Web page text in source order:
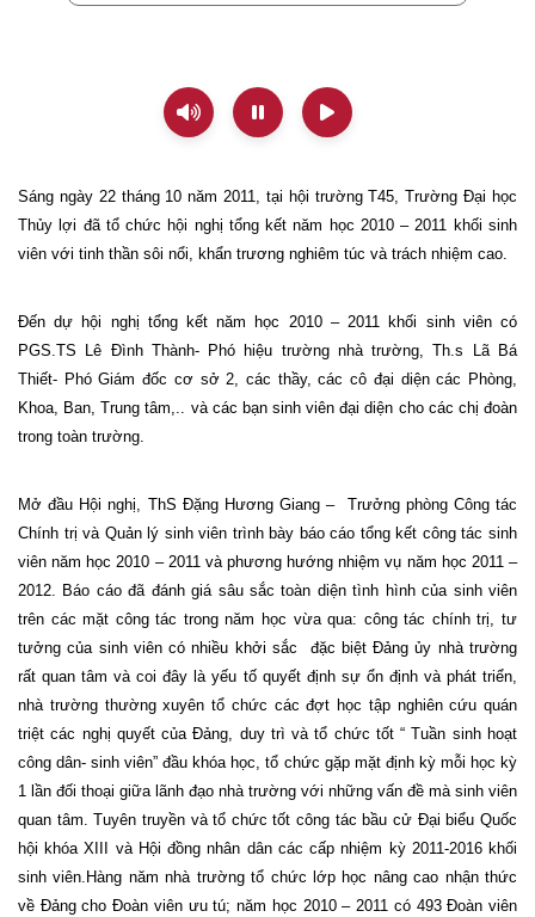
Sáng ngày 22 tháng 10 năm 2011, tại hội trường T45, Trường Đại học
Thủy lợi đã tổ chức hội nghị tổng kết năm học 2010 – 2011 khối sinh
viên với tinh thần sôi nổi, khẩn trương nghiêm túc và trách nhiệm cao.
Đến dự hội nghị tổng kết năm học 2010 – 2011 khối sinh viên có
PGS.TS Lê Đình Thành- Phó hiệu trường nhà trường, Th.s Lã Bá
Thiết- Phó Giám đốc cơ sở 2, các thầy, các cô đại diện các Phòng,
Khoa, Ban, Trung tâm,.. và các bạn sinh viên đại diện cho các chị đoàn
trong toàn trường.
Mở đầu Hội nghị, ThS Đặng Hương Giang –
Trưởng phòng Công tác
Chính trị và Quản lý sinh viên trình bày báo cáo tổng kết công tác sinh
viên năm học 2010 – 2011 và phương hướng nhiệm vụ năm học 2011 –
2012. Báo cáo đã đánh giá sâu sắc toàn diện tình hình của sinh viên
trên các mặt công tác trong năm học vừa qua: công tác chính trị, tư
tưởng của sinh viên có nhiều khởi sắc
đặc biệt Đảng ủy nhà trường
rất quan tâm và coi đây là yếu tố quyết định sự ổn định và phát triển,
nhà trường thường xuyên tổ chức các đợt học tập nghiên cứu quán
triệt các nghị quyết của Đảng, duy trì và tổ chức tốt “ Tuần sinh hoạt
công dân- sinh viên” đầu khóa học, tổ chức gặp mặt định kỳ mỗi học kỳ
1 lần đối thoại giữa lãnh đạo nhà trường với những vấn đề mà sinh viên
quan tâm. Tuyên truyền và tổ chức tốt công tác bầu cử Đại biểu Quốc
hội khóa XIII và Hội đồng nhân dân các cấp nhiệm kỳ 2011-2016 khối
sinh viên.Hàng năm nhà trường tổ chức lớp học nâng cao nhận thức
về Đảng cho Đoàn viên ưu tú; năm học 2010 – 2011 có 493 Đoàn viên